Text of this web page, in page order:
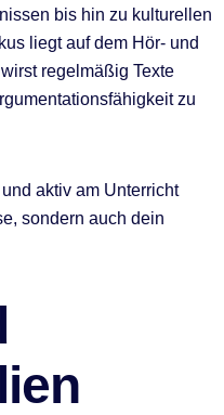
bis hin zu kulturellen
liegt auf dem Hör- und
regelmäßig Texte
zu
aktiv am Unterricht
sondern auch dein